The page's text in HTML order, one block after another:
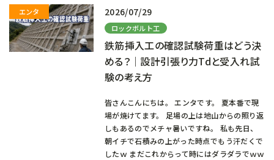
2026/07/29
ロックボルト工
鉄筋挿入工の確認試験荷重はどう決
める？｜設計引張り力Tdと受入れ試
験の考え方
皆さんこんにちは。 エンタです。 夏本番で現
場が焼けてます。 足場の上は地山からの照り返
しもあるのでメチャ暑いですね。 私も先日、
朝イチで石積みの上がった時点でもう汗だくで
したｗ まだこれからって時にはダラダラでｗｗ